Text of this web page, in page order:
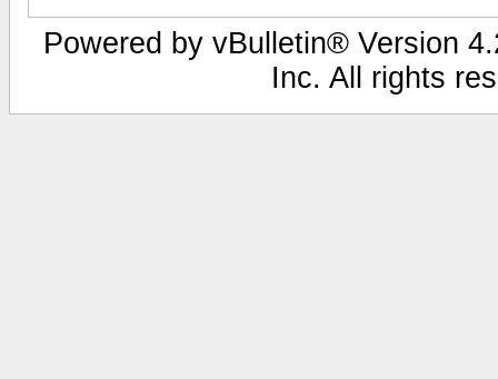
Powered by vBulletin® Version
Inc. All rights